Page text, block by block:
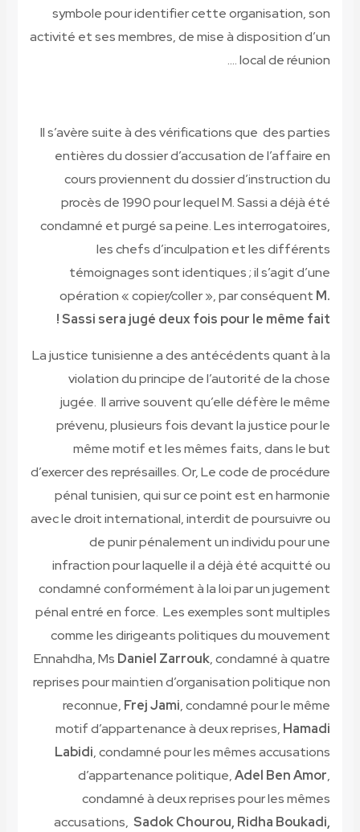
symbole pour identifier cette organisation, son
activité et ses membres, de mise à disposition d’un
local de réunion ….
Il s’avère suite à des vérifications quedes parties
entières du dossier d’accusation de l’affaire en
cours proviennent du dossier d’instruction du
procès de 1990 pour lequel M. Sassi a déjà été
condamné et purgé sa peine. Les interrogatoires,
les chefs d’inculpation et les différents
témoignages sont identiques ; il s’agit d’une
opération « copier/coller », par conséquent M.
Sassi sera jugé deux fois pour le même fait !
La justice tunisienne a des antécédents quant à la
violation du principe de l’autorité de la chose
jugée.Il arrive souvent qu’elle défère le même
prévenu, plusieurs fois devant la justice pour le
même motif et les mêmes faits, dans le but
d’exercer des représailles. Or, Le code de procédure
pénal tunisien, qui sur ce point est en harmonie
avec le droit international, interdit de poursuivre ou
de punir pénalement un individu pour une
infraction pour laquelle il a déjà été acquitté ou
condamné conformément à la loi par un jugement
pénal entré en force. Les exemples sont multiples
comme les dirigeants politiques du mouvement
Ennahdha, Ms Daniel Zarrouk, condamné à quatre
reprises pour maintien d’organisation politique non
reconnue, Frej Jami, condamné pour le même
motif d’appartenance à deux reprises, Hamadi
Labidi, condamné pour les mêmes accusations
d’appartenance politique,Adel Ben Amor,
condamné à deux reprises pour les mêmes
accusations, Sadok Chourou, Ridha Boukadi,